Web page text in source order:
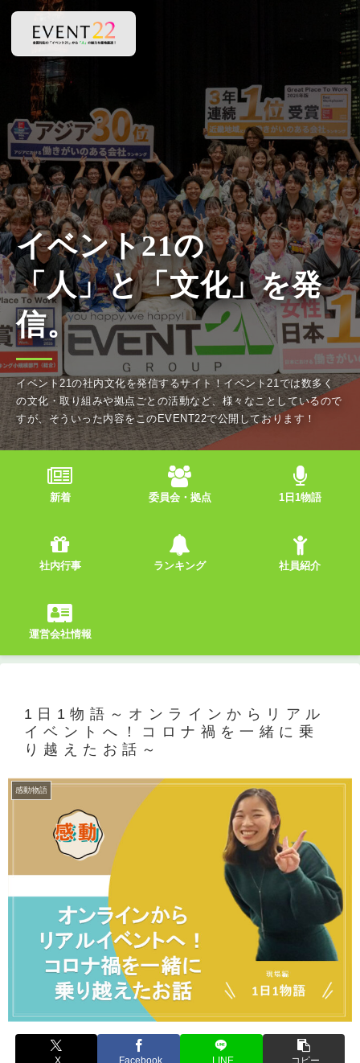
イベント21の社内文化を発信するサイト！イベント21では数多く
の文化・取り組みや拠点ごとの活動など、様々なことしているので
すが、そういった内容をこのEVENT22で公開しております！
新着 委員会・拠点 1日1物語
社内行事 ランキング 社員紹介
運営会社情報
1日1物語～オンラインからリアル
イベントへ！コロナ禍を一緒に乗
り越えたお話～
感動物語
X Facebook LINE コピー